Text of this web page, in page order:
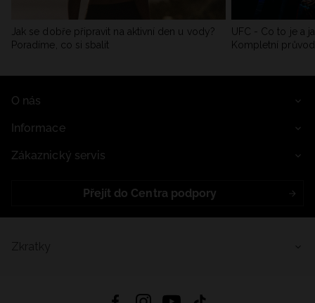
Jak se dobře připravit na aktivní den u vody?
Poradíme, co si sbalit
UFC - Co to je a
Kompletní
O nás
Informace
Zákaznický servis
Přejít do Centra podpory